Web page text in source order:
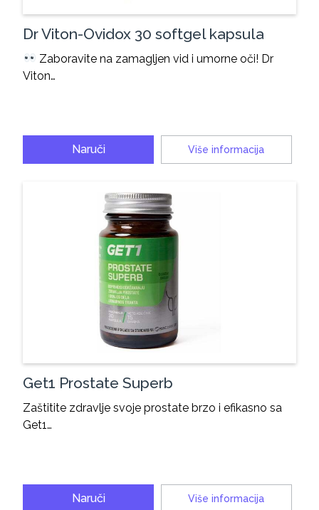
Dr Viton-Ovidox 30 softgel kapsula
Zaboravite na zamagljen vid i umorne oči! Dr
Viton…
Naruči Više informacija
Get1 Prostate Superb
Zaštitite zdravlje svoje prostate brzo i efikasno sa
Get1…
Naruči Više informacija